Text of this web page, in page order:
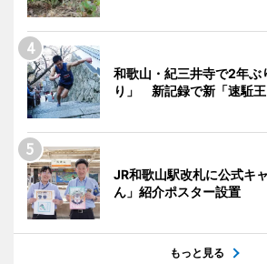
和歌山・紀三井寺で2年ぶ
り」 新記録で新「速駈
JR和歌山駅改札に公式キ
ん」紹介ポスター設置
もっと見る